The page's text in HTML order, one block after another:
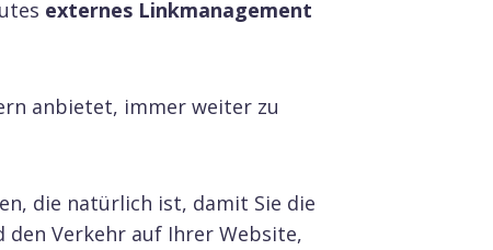
externes Linkmanagement
anbietet, immer weiter zu
die natürlich ist, damit Sie die
den Verkehr auf Ihrer Website,